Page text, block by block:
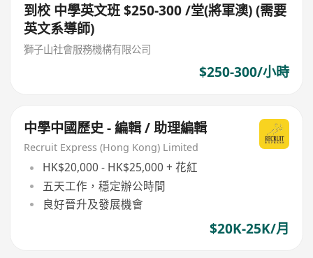
到校 中學英文班 $250-300 /堂(將軍澳) (需要
英文系導師)
獅子山社會服務機構有限公司
$250-300/小時
中學中國歷史 - 編輯 / 助理編輯
Recruit Express (Hong Kong) Limited
HK$20,000 - HK$25,000 + 花紅
五天工作，穩定辦公時間
良好晉升及發展機會
$20K-25K/月